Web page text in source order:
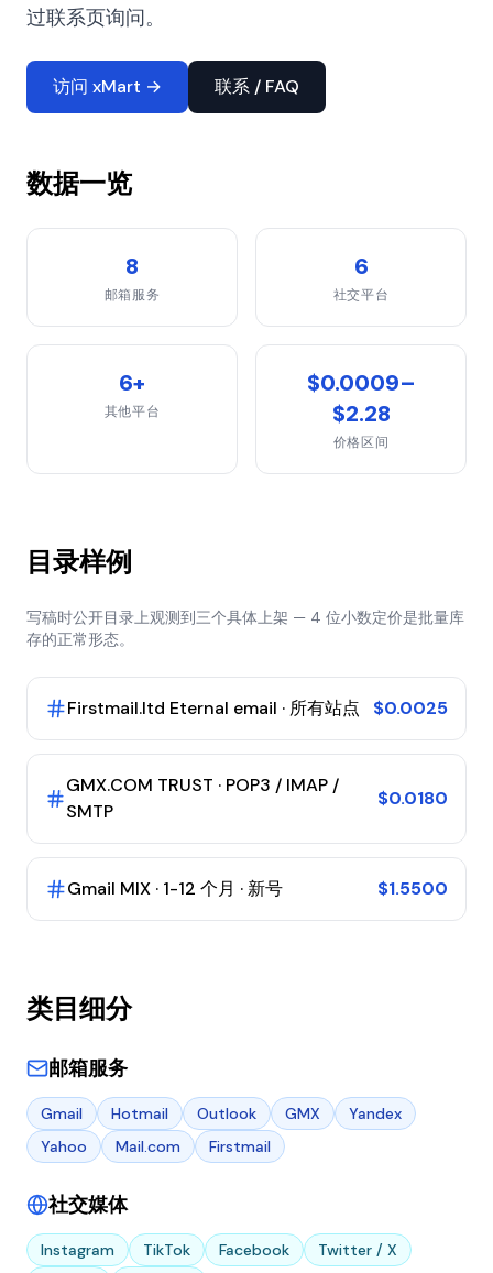
过联系页询问。
访问 xMart → 联系 / FAQ
数据一览
8
邮箱服务
6
社交平台
6+
其他平台
$0.0009–
$2.28
价格区间
目录样例
写稿时公开目录上观测到三个具体上架 — 4 位小数定价是批量库
存的正常形态。
Firstmail.ltd Eternal email · 所有站点 $0.0025
GMX.COM TRUST · POP3 / IMAP /
SMTP
$0.0180
Gmail MIX · 1-12 个月 · 新号 $1.5500
类目细分
邮箱服务
Gmail Hotmail Outlook GMX
Yandex
Yahoo
Mail.com Firstmail
社交媒体
Instagram TikTok Facebook
Twitter / X